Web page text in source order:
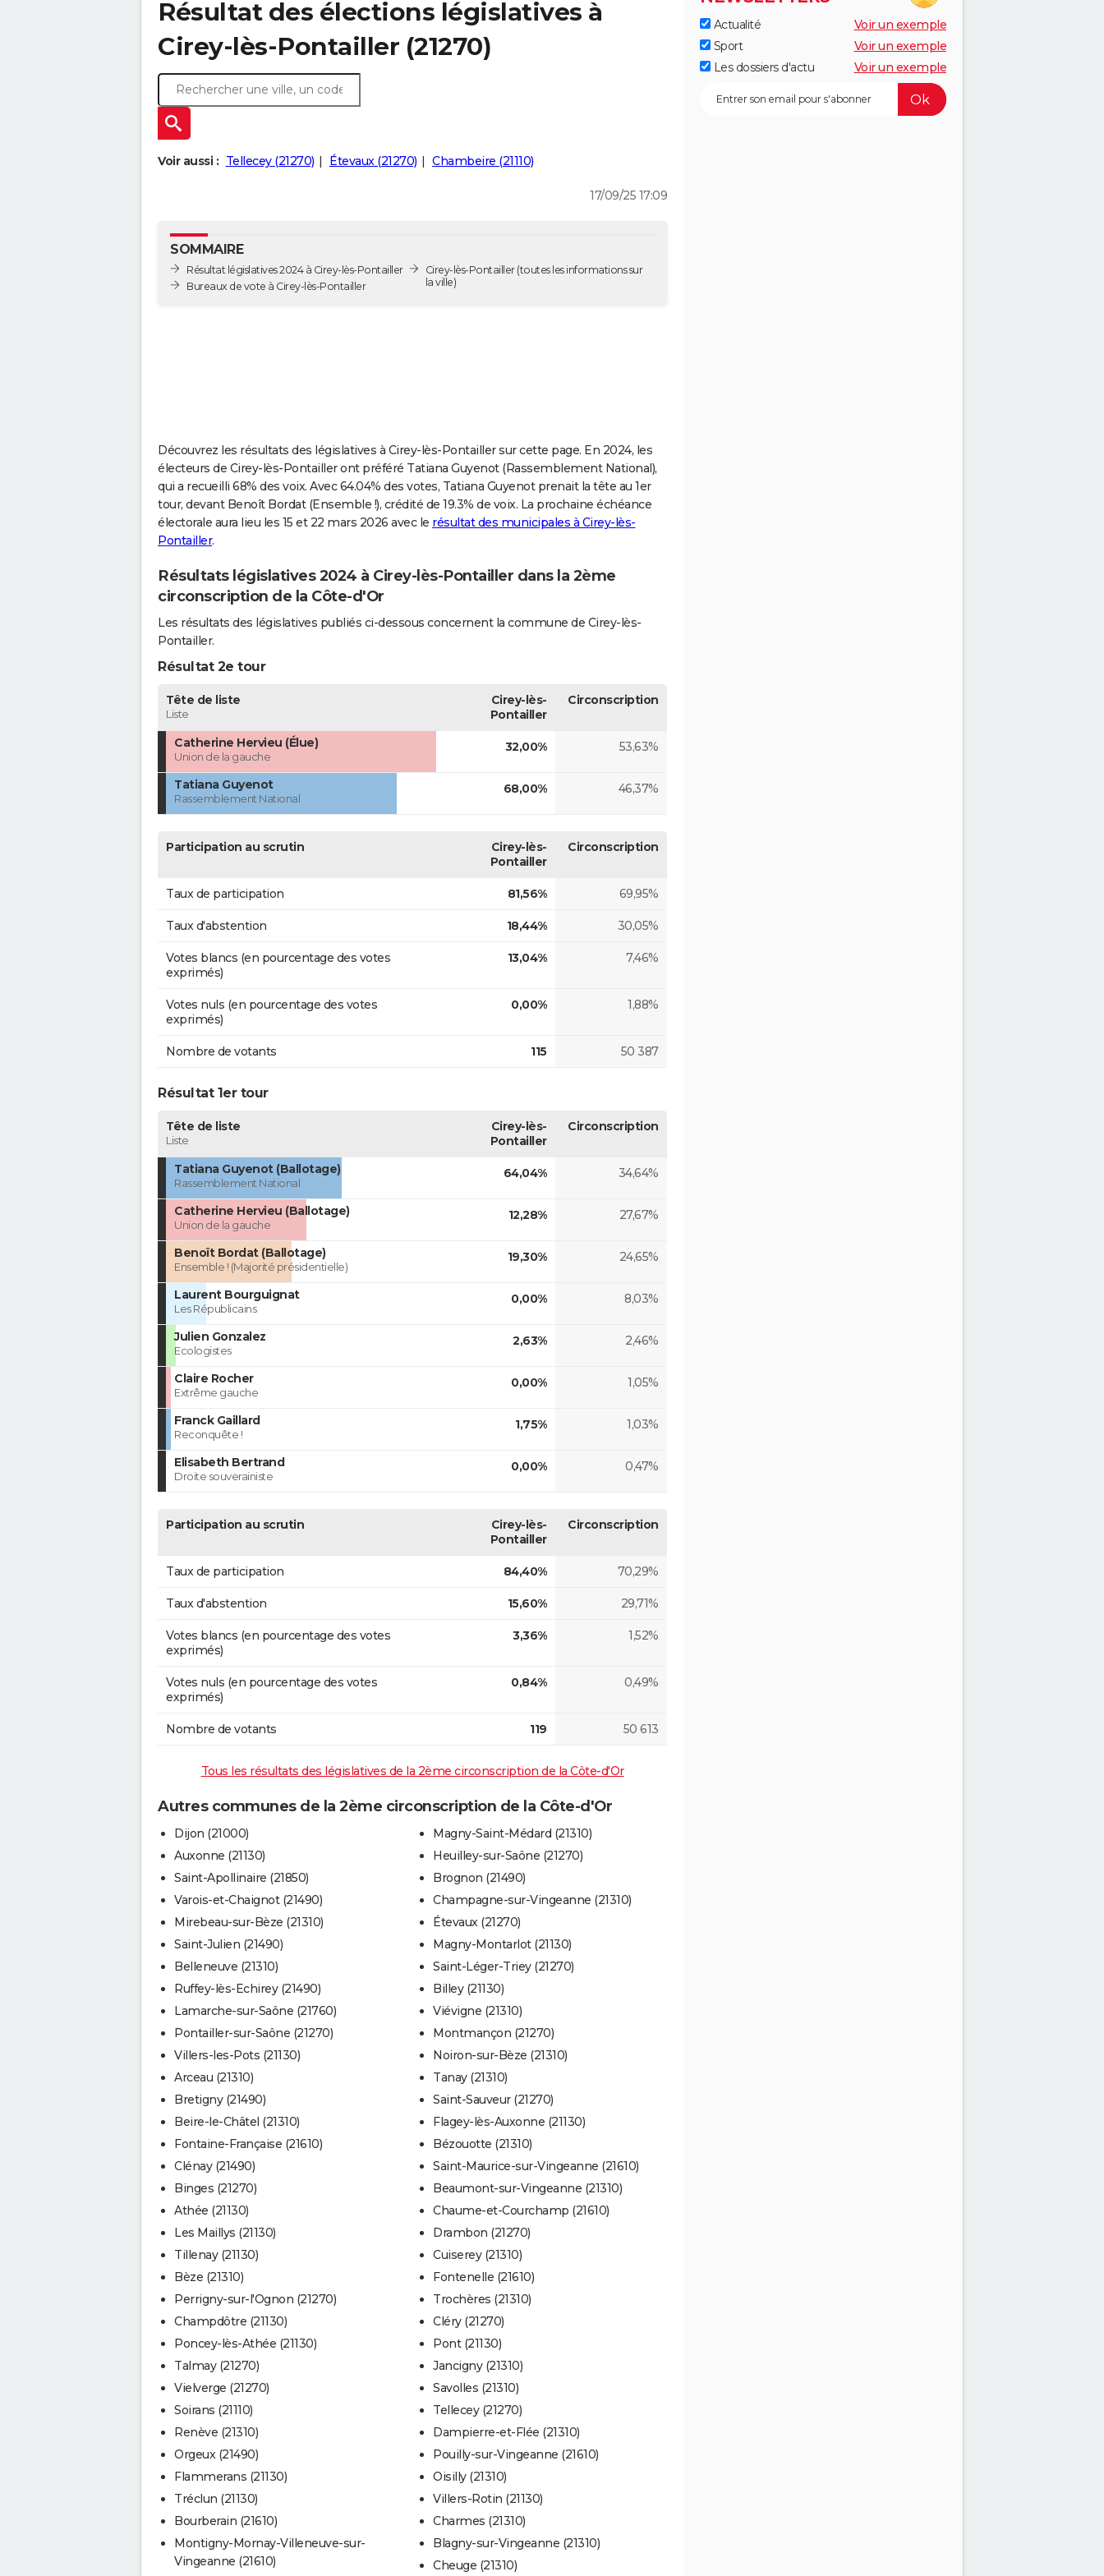
Résultat des élections législatives à
Cirey-lès-Pontailler (21270)
Voir aussi : Tellecey (21270) Étevaux (21270) Chambeire (21110)
17/09/25 17:09
SOMMAIRE
Résultat législatives 2024 à Cirey-lès-Pontailler
Bureaux de vote à Cirey-lès-Pontailler
Cirey-lès-Pontailler(toutes les informations sur
la ville)
Découvrez les résultats des législatives à Cirey-lès-Pontailler sur cette page. En 2024, les
électeurs de Cirey-lès-Pontailler ont préféré Tatiana Guyenot (Rassemblement National),
qui a recueilli 68% des voix. Avec 64.04% des votes, Tatiana Guyenot prenait la tête au 1er
tour, devant Benoît Bordat (Ensemble !), crédité de 19.3% de voix. La prochaine échéance
électorale aura lieu les 15 et 22 mars 2026 avec le résultat des municipales à Cirey-lès-
Pontailler.
Résultats législatives 2024 à Cirey-lès-Pontailler dans la 2ème
circonscription de la Côte-d'Or
Les résultats des législatives publiés ci-dessous concernent la commune de Cirey-lès-
Pontailler.
Résultat 2e tour
Tête de liste
Liste
Cirey-lès-
Pontailler
Circonscription
Catherine Hervieu (Élue)
Union de la gauche
32,00% 53,63%
Tatiana Guyenot
Rassemblement National
68,00% 46,37%
Participation au scrutin
Cirey-lès-
Pontailler
Circonscription
Taux de participation 81,56% 69,95%
Taux d'abstention 18,44% 30,05%
Votes blancs (en pourcentage des votes
exprimés)
13,04% 7,46%
Votes nuls (en pourcentage des votes
exprimés)
0,00% 1,88%
Nombre de votants 115 50 387
Résultat 1er tour
Tête de liste
Liste
Cirey-lès-
Pontailler
Circonscription
Tatiana Guyenot (Ballotage)
Rassemblement National
64,04% 34,64%
Catherine Hervieu (Ballotage)
Union de la gauche
12,28% 27,67%
Benoît Bordat (Ballotage)
Ensemble ! (Majorité présidentielle)
19,30% 24,65%
Laurent Bourguignat
Les Républicains
0,00% 8,03%
Julien Gonzalez
Ecologistes
2,63% 2,46%
Claire Rocher
Extrême gauche
0,00% 1,05%
Franck Gaillard
Reconquête !
1,75% 1,03%
Elisabeth Bertrand
Droite souverainiste
0,00% 0,47%
Participation au scrutin
Cirey-lès-
Pontailler
Circonscription
Taux de participation 84,40% 70,29%
Taux d'abstention 15,60% 29,71%
Votes blancs (en pourcentage des votes
exprimés)
3,36% 1,52%
Votes nuls (en pourcentage des votes
exprimés)
0,84% 0,49%
Nombre de votants 119 50 613
Tous les résultats des législatives de la 2ème circonscription de la Côte-d'Or
Autres communes de la 2ème circonscription de la Côte-d'Or
Dijon (21000)
Auxonne (21130)
Saint-Apollinaire (21850)
Varois-et-Chaignot (21490)
Mirebeau-sur-Bèze (21310)
Saint-Julien (21490)
Belleneuve (21310)
Ruffey-lès-Echirey (21490)
Lamarche-sur-Saône (21760)
Pontailler-sur-Saône (21270)
Villers-les-Pots (21130)
Arceau (21310)
Bretigny (21490)
Beire-le-Châtel (21310)
Fontaine-Française (21610)
Clénay (21490)
Binges (21270)
Athée (21130)
Les Maillys (21130)
Tillenay (21130)
Bèze (21310)
Perrigny-sur-l'Ognon (21270)
Champdôtre (21130)
Poncey-lès-Athée (21130)
Talmay (21270)
Vielverge (21270)
Soirans (21110)
Renève (21310)
Orgeux (21490)
Flammerans (21130)
Tréclun (21130)
Bourberain (21610)
Montigny-Mornay-Villeneuve-sur-
Vingeanne (21610)
Magny-Saint-Médard (21310)
Heuilley-sur-Saône (21270)
Brognon (21490)
Champagne-sur-Vingeanne (21310)
Étevaux (21270)
Magny-Montarlot (21130)
Saint-Léger-Triey (21270)
Billey (21130)
Viévigne (21310)
Montmançon (21270)
Noiron-sur-Bèze (21310)
Tanay (21310)
Saint-Sauveur (21270)
Flagey-lès-Auxonne (21130)
Bézouotte (21310)
Saint-Maurice-sur-Vingeanne (21610)
Beaumont-sur-Vingeanne (21310)
Chaume-et-Courchamp (21610)
Drambon (21270)
Cuiserey (21310)
Fontenelle (21610)
Trochères (21310)
Cléry (21270)
Pont (21130)
Jancigny (21310)
Savolles (21310)
Tellecey (21270)
Dampierre-et-Flée (21310)
Pouilly-sur-Vingeanne (21610)
Oisilly (21310)
Villers-Rotin (21130)
Charmes (21310)
Blagny-sur-Vingeanne (21310)
Cheuge (21310)
Actualité
Voir un exemple
Sport
Voir un exemple
Les dossiers d'actu
Voir un exemple